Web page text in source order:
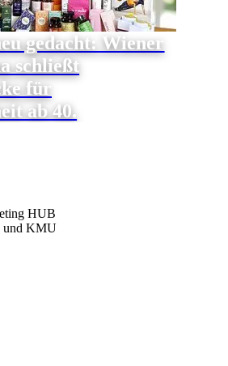
gedacht: Wiener
schließt
für
ab 40.
HUB
und KMU